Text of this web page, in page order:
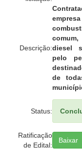
Descrição:diesel
pelo
de
Status:
Ratificação
de Edital:
Baixar